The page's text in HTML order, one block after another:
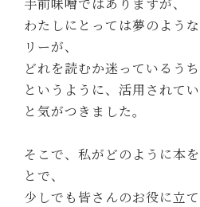
わたしにとっては夢のよう
リーが、
どれを読むか迷っているう
というように、活用されて
と気がつきました。
そこで、私がどのように本
とで、
少しでも皆さんのお役に立